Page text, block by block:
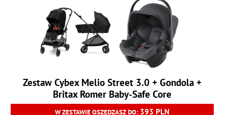
Zestaw Cybex Melio Street 3.0 + Gondola +
Britax Romer Baby-Safe Core
W ZESTAWIE OSZĘDZASZ DO: 393 PLN